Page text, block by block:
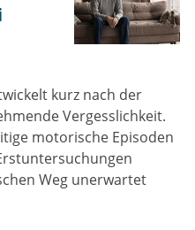
kurz nach der
Vergesslichkeit.
motorische Episoden
Weg unerwartet